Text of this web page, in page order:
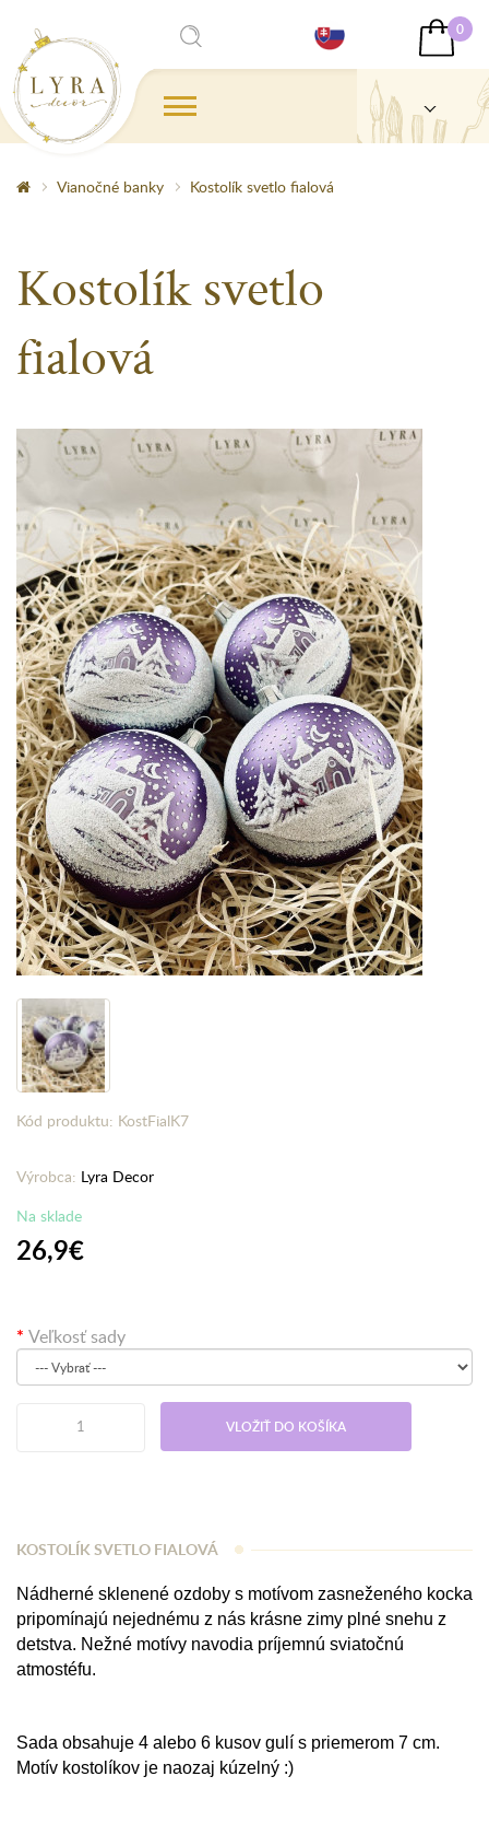
0
Vianočné banky Kostolík svetlo fialová
Kostolík svetlo
fialová
Kód produktu: KostFialK7
Výrobca: Lyra Decor
Na sklade
26,9€
Veľkosť sady
VLOŽIŤ DO KOŠÍKA
KOSTOLÍK SVETLO FIALOVÁ
Nádherné sklenené ozdoby s motívom zasneženého kocka
pripomínajú nejednému z nás krásne zimy plné snehu z
detstva. Nežné motívy navodia príjemnú sviatočnú
atmostéfu.
Sada obsahuje 4 alebo 6 kusov gulí s priemerom 7 cm.
Motív kostolíkov je naozaj kúzelný :)